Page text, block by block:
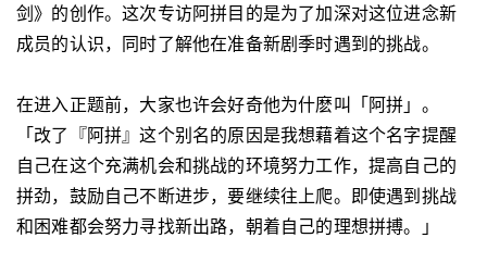
剑》的创作。这次专访阿拼目的是为了加深对这位进念新
成员的认识，同时了解他在准备新剧季时遇到的挑战。
在进入正题前，大家也许会好奇他为什麽叫「阿拼」。
「改了『阿拼』这个别名的原因是我想藉着这个名字提醒
自己在这个充满机会和挑战的环境努力工作，提高自己的
拼劲，鼓励自己不断进步，要继续往上爬。即使遇到挑战
和困难都会努力寻找新出路，朝着自己的理想拼搏。」